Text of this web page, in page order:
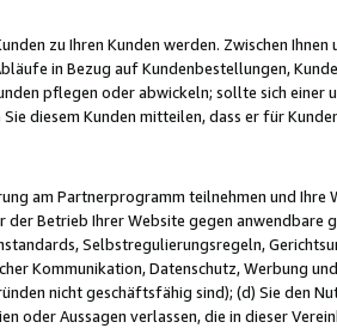
zu Ihren Kunden werden. Zwischen
in Bezug auf Kundenbestellungen,
pflegen oder abwickeln; sollte sich einer
diesem Kunden mitteilen, dass er für
am Partnerprogramm teilnehmen und
Betrieb Ihrer Website gegen anwendbare
Selbstregulierungsregeln,
Kommunikation, Datenschutz, Werbung
nicht geschäftsfähig sind); (d) Sie den
oder Aussagen verlassen, die in dieser